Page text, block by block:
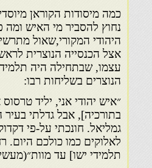
כמה מיסודות הקוראן
נחוץ להסביר מי האיש ומה
היהודי המקורי,שאול
אצל הכנסייה הנוצרית
עצמו, שבתחילה היה
הנוצרים בשליחות רבו:
״איש יהודי אני, יליד
בתורכיה], אבל גדלתי בעיר
גמליאל. חונכתי על-פי
לאלוקים כמו כולכם
תלמידי ישו] עד